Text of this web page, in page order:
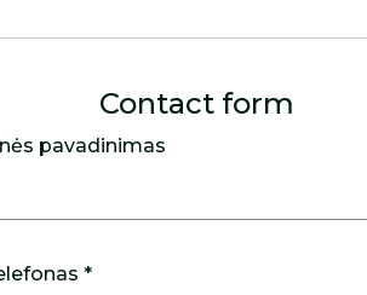
Contact form
pavadinimas
*